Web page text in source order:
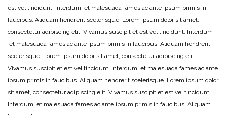
est vel tincidunt. Interdum et malesuada fames ac ante ipsum primis in
faucibus. Aliquam hendrerit scelerisque. Lorem ipsum dolor sit amet,
consectetur adipiscing elit. Vivamus suscipit et est vel tincidunt. Interdum
et malesuada fames ac ante ipsum primis in faucibus. Aliquam hendrerit
scelerisque. Lorem ipsum dolor sit amet, consectetur adipiscing elit.
Vivamus suscipit et est vel tincidunt. Interdum et malesuada fames ac ante
ipsum primis in faucibus. Aliquam hendrerit scelerisque. Lorem ipsum dolor
sit amet, consectetur adipiscing elit. Vivamus suscipit et est vel tincidunt.
Interdum et malesuada fames ac ante ipsum primis in faucibus. Aliquam